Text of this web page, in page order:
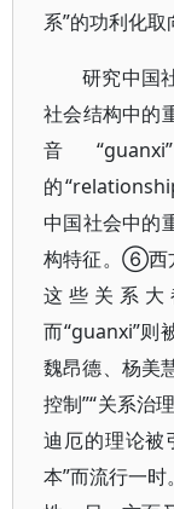
系”的功利化取
研究中国
社会结构中的
音
的
中国社会中的
构特征。⑥西
这些关系大
而“guanxi”则
魏昂德、杨美
控制”“关系治
迪厄的理论被
本”而流行一